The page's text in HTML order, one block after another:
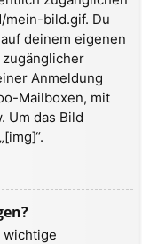
mein-bild.gif. Du
deinem eigenen
Anmeldung
Mailboxen, mit
Um das Bild
wichtige